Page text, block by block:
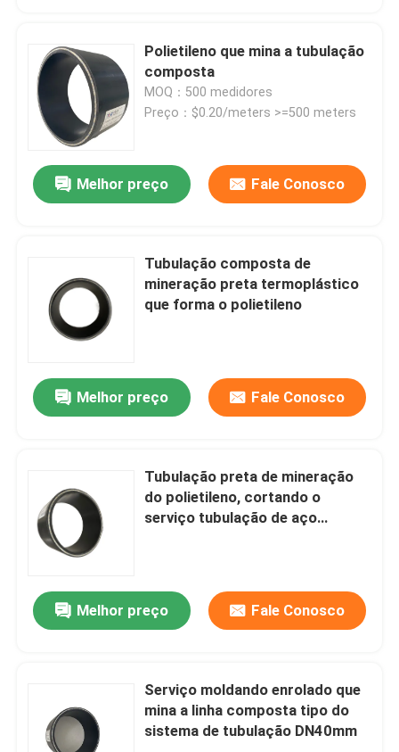
Polietileno que mina a tubulação
composta
MOQ：500 medidores
Preço：$0.20/meters >=500 meters
Melhor preço Fale Conosco
Tubulação composta de
mineração preta termoplástico
que forma o polietileno
Melhor preço Fale Conosco
Tubulação preta de mineração
do polietileno, cortando o
serviço tubulação de aço
Melhor preço Fale Conosco
Serviço moldando enrolado que
mina a linha composta tipo do
sistema de tubulação DN40mm